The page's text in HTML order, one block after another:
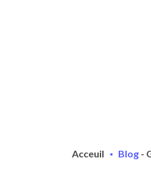
Acceuil Blog -